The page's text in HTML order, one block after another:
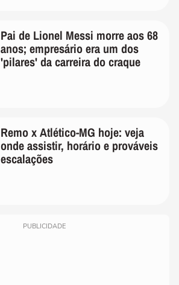
Pai de Lionel Messi morre aos 68
anos; empresário era um dos
'pilares' da carreira do craque
Remo x Atlético-MG hoje: veja
onde assistir, horário e prováveis
escalações
PUBLICIDADE